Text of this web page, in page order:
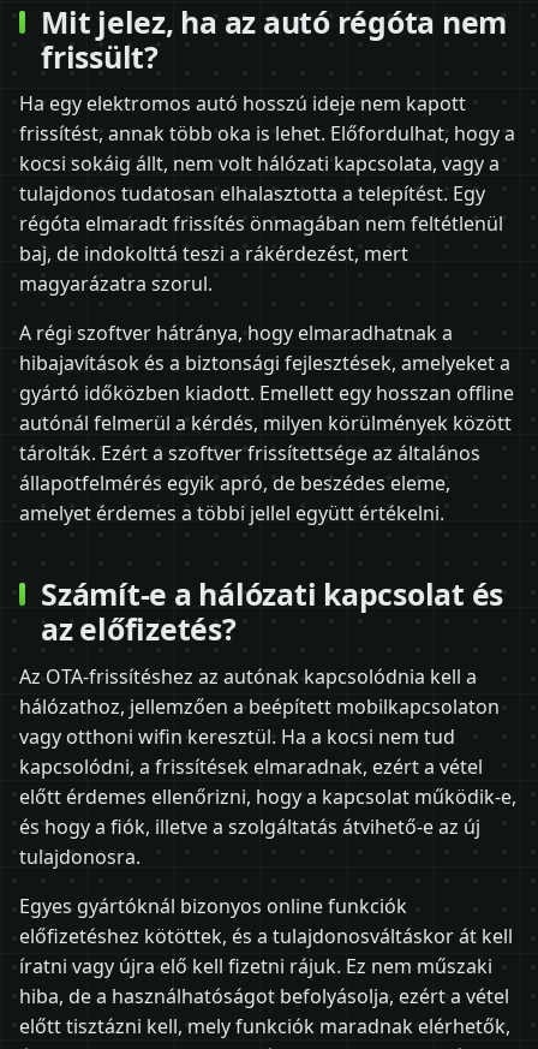
Mit jelez, ha az autó régóta nem
frissült?
Ha egy elektromos autó hosszú ideje nem kapott
frissítést, annak több oka is lehet. Előfordulhat, hogy a
kocsi sokáig állt, nem volt hálózati kapcsolata, vagy a
tulajdonos tudatosan elhalasztotta a telepítést. Egy
régóta elmaradt frissítés önmagában nem feltétlenül
baj, de indokolttá teszi a rákérdezést, mert
magyarázatra szorul.
A régi szoftver hátránya, hogy elmaradhatnak a
hibajavítások és a biztonsági fejlesztések, amelyeket a
gyártó időközben kiadott. Emellett egy hosszan offline
autónál felmerül a kérdés, milyen körülmények között
tárolták. Ezért a szoftver frissítettsége az általános
állapotfelmérés egyik apró, de beszédes eleme,
amelyet érdemes a többi jellel együtt értékelni.
Számít-e a hálózati kapcsolat és
az előfizetés?
Az OTA-frissítéshez az autónak kapcsolódnia kell a
hálózathoz, jellemzően a beépített mobilkapcsolaton
vagy otthoni wifin keresztül. Ha a kocsi nem tud
kapcsolódni, a frissítések elmaradnak, ezért a vétel
előtt érdemes ellenőrizni, hogy a kapcsolat működik-e,
és hogy a fiók, illetve a szolgáltatás átvihető-e az új
tulajdonosra.
Egyes gyártóknál bizonyos online funkciók
előfizetéshez kötöttek, és a tulajdonosváltáskor át kell
íratni vagy újra elő kell fizetni rájuk. Ez nem műszaki
hiba, de a használhatóságot befolyásolja, ezért a vétel
előtt tisztázni kell, mely funkciók maradnak elérhetők,